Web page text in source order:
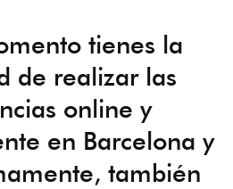
tienes la
de realizar las
online y
en Barcelona y
también